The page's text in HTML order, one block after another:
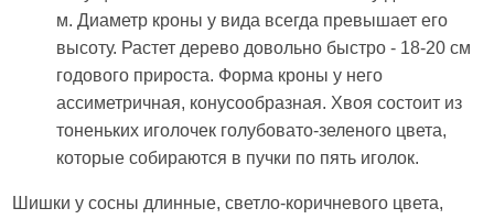
м. Диаметр кроны у вида всегда превышает его
высоту. Растет дерево довольно быстро - 18-20 см
годового прироста. Форма кроны у него
ассиметричная, конусообразная. Хвоя состоит из
тоненьких иголочек голубовато-зеленого цвета,
которые собираются в пучки по пять иголок.
Шишки у сосны длинные, светло-коричневого цвета,